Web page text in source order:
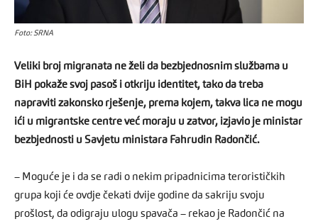
Foto: SRNA
Veliki broj migranata ne želi da bezbjednosnim službama u
BiH pokaže svoj pasoš i otkriju identitet, tako da treba
napraviti zakonsko rješenje, prema kojem, takva lica ne mogu
ići u migrantske centre već moraju u zatvor, izjavio je ministar
bezbjednosti u Savjetu ministara Fahrudin Radončić.
– Moguće je i da se radi o nekim pripadnicima terorističkih
grupa koji će ovdje čekati dvije godine da sakriju svoju
prošlost, da odigraju ulogu spavača – rekao je Radončić na